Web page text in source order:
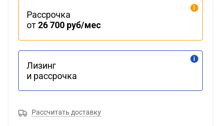
Рассрочка
от26 700 руб/мес
Лизинг
и рассрочка
Рассчитать доставку